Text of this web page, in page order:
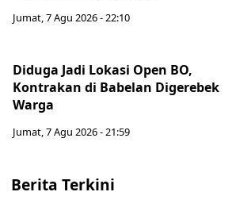
Jumat, 7 Agu 2026 - 22:10
Diduga Jadi Lokasi Open BO,
Kontrakan di Babelan Digerebek
Warga
Jumat, 7 Agu 2026 - 21:59
Berita Terkini